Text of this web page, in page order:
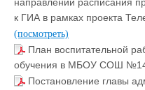
к ГИА в рамках проекта
(посмотреть)
План воспитательной
обучения в МБОУ СОШ
Постановление главы